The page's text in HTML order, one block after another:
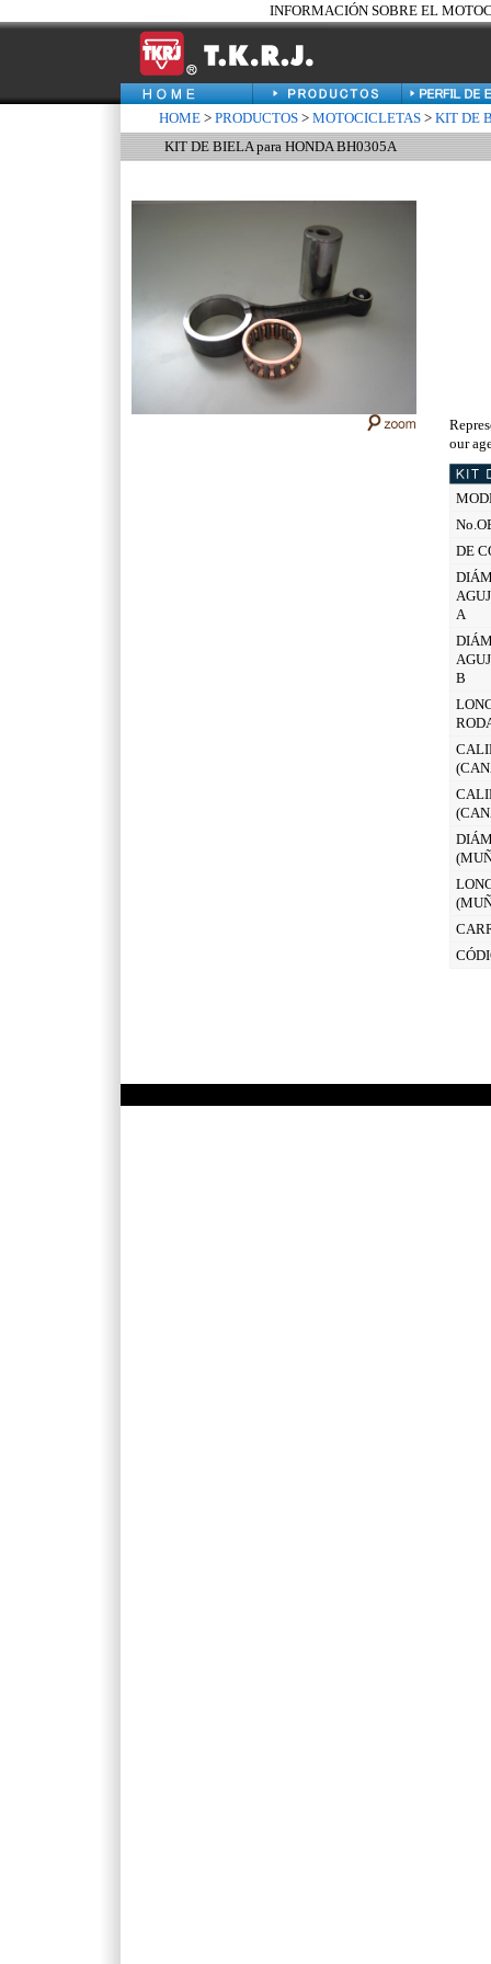
INFORMACIÓN SOBRE EL
HOME > PRODUCTOS > MOTOCICLETAS > KIT DE
KIT DE BIELA para HONDA BH0305A
our
DE
A
B